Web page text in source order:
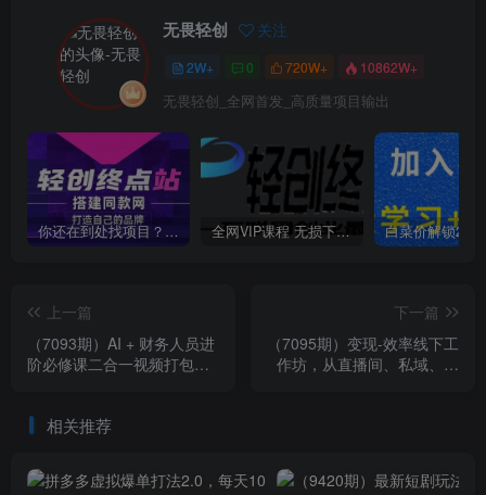
无畏轻创 关注
2W+ 0 720W+ 10862W+
无畏轻创_全网首发_高质量项目输出
你还在到处找项目？还在当韭菜？我靠卖项目一个月收入5万+，曾经我也是个失败者。 全网VIP课程 无损下载~
上一篇
（7093期）AI + 财务人员进
阶必修课二合一视频打包
下一篇
（7095期）变现-效率线下工
作坊，从直播间、私域、短
相关推荐